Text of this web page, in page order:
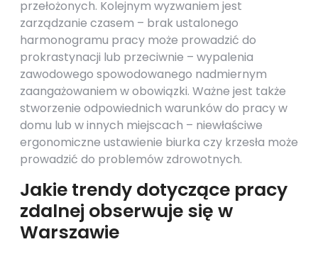
przełożonych. Kolejnym wyzwaniem jest
zarządzanie czasem – brak ustalonego
harmonogramu pracy może prowadzić do
prokrastynacji lub przeciwnie – wypalenia
zawodowego spowodowanego nadmiernym
zaangażowaniem w obowiązki. Ważne jest także
stworzenie odpowiednich warunków do pracy w
domu lub w innych miejscach – niewłaściwe
ergonomiczne ustawienie biurka czy krzesła może
prowadzić do problemów zdrowotnych.
Jakie trendy dotyczące pracy
zdalnej obserwuje się w
Warszawie